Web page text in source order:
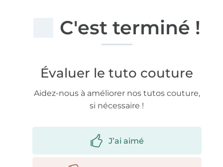
C'est terminé !
Évaluer le tuto couture
Aidez-nous à améliorer nos tutos couture,
si nécessaire !
J’ai aimé